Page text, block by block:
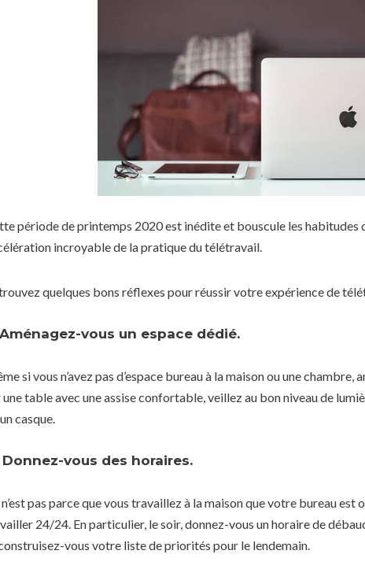
période de printemps 2020 est inédite et bouscule les habitudes
incroyable de la pratique du télétravail.
quelques bons réflexes pour réussir votre expérience de
vous un espace dédié.
si vous n’avez pas d’espace bureau à la maison ou une
une table avec une assise confortable, veillez au bon niveau de
casque.
vous des horaires.
pas parce que vous travaillez à la maison que votre bureau est
24/24. En particulier, le soir, donnez-vous un horaire de
vous votre liste de priorités pour le lendemain.